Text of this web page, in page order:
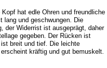
hat edle Ohren und freundliche
lang und geschwungen. Die
der Widerrist ist ausgeprägt, daher
gegeben. Der Rücken ist
breit und tief. Die leichte
kräftig und gut bemuskelt.